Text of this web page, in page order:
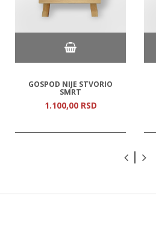
GOSPOD NIJE STVORIO
SMRT
1.100,00 RSD